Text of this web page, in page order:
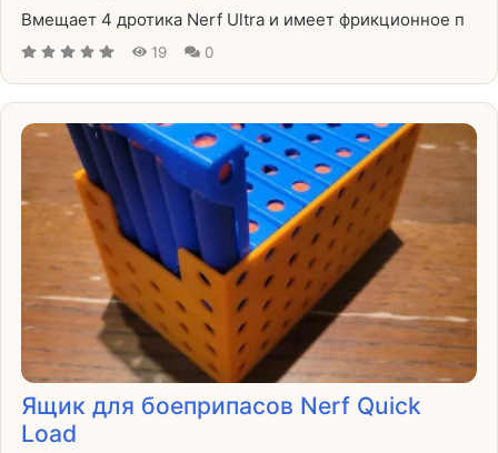
Вмещает 4 дротика Nerf Ultra и имеет фрикционное п
19 0
Ящик для боеприпасов Nerf Quick
Load